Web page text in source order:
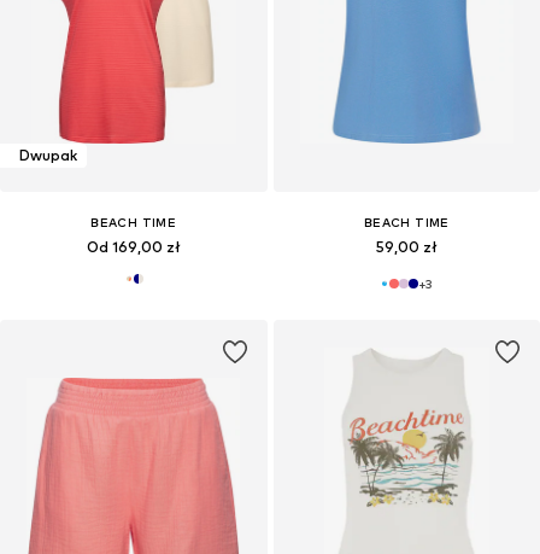
Dwupak
BEACH TIME
Od 169,00 zł
BEACH TIME
59,00 zł
+3